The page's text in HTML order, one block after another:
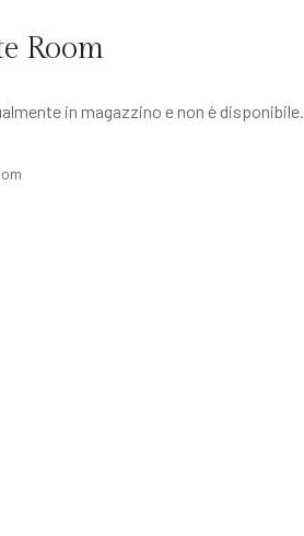
Room
in magazzino e non è disponibile.